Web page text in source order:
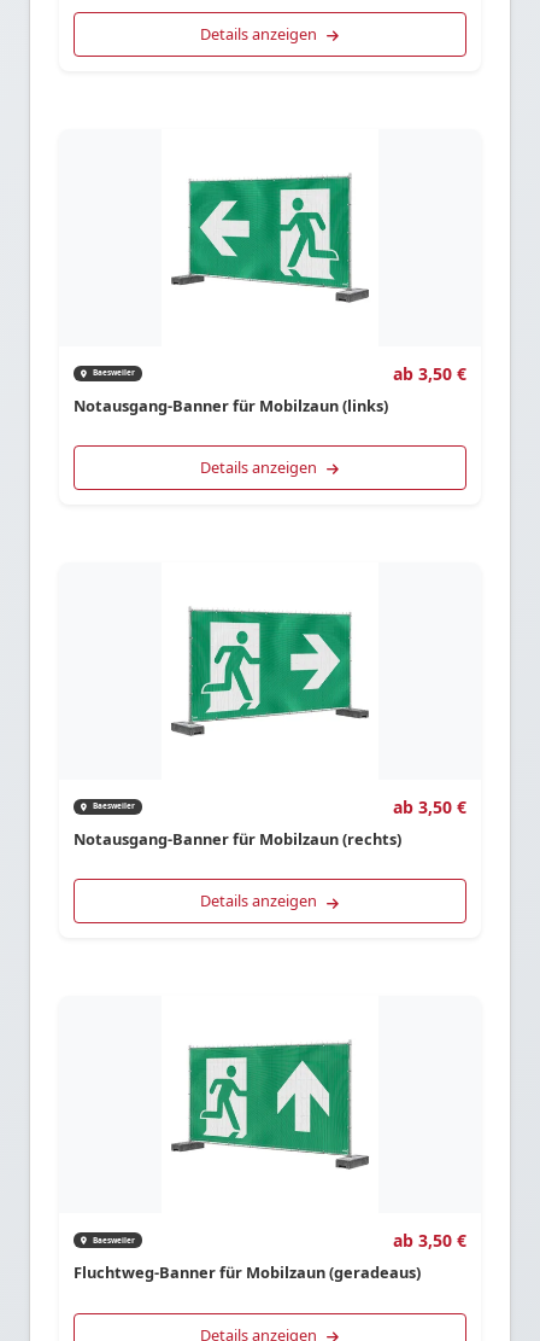
Details anzeigen
Baesweiler ab 3,50 €
Notausgang-Banner für Mobilzaun (links)
Details anzeigen
Baesweiler ab 3,50 €
Notausgang-Banner für Mobilzaun (rechts)
Details anzeigen
Baesweiler ab 3,50 €
Fluchtweg-Banner für Mobilzaun (geradeaus)
Details anzeigen